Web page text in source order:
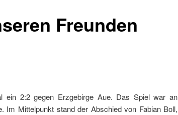
Freunden
ein 2:2 gegen Erzgebirge Aue. Das Spiel war an
Im Mittelpunkt stand der Abschied von Fabian Boll,